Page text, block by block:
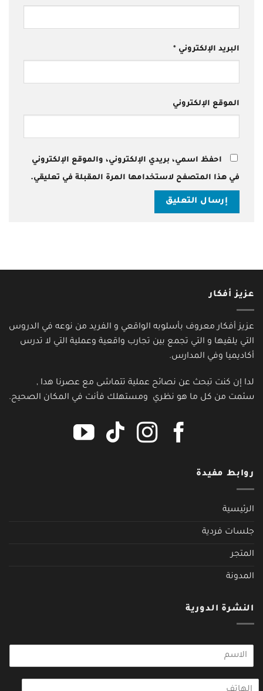
البريد الإلكتروني *
الموقع الإلكتروني
احفظ اسمي، بريدي الإلكتروني، والموقع الإلكتروني
في هذا المتصفح لاستخدامها المرة المقبلة في تعليقي.
عزيز أفكار
عزيز أفكار معروف بأسلوبه الواقعي و الفريد من نوعه في الدروس
التي يلقيها و التي تجمع بين تجارب واقعية وعملية التي لا تدرس
أكاديميا وفي المدارس.
لدا إن كنت تبحث عن نصائح عملية تتماشى مع عصرنا هدا ,
سئمت من كل ما هو نظري ومستهلك فأنت في المكان الصحيح.
روابط مفيدة
الرئيسية
جلسات فردية
المتجر
المدونة
النشرة الدورية
*